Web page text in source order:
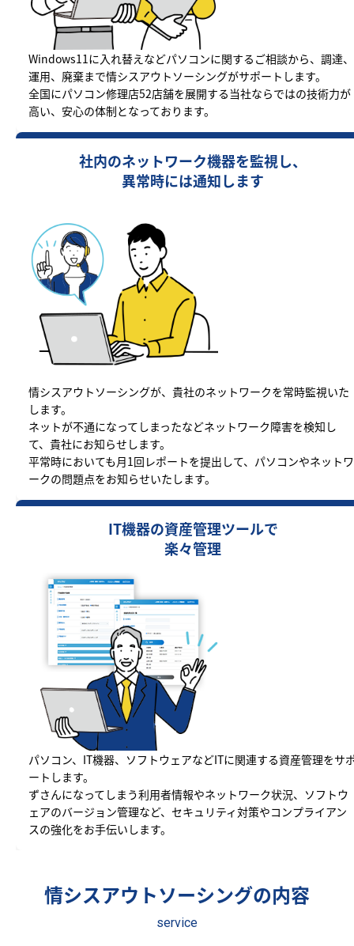
Windows11に入れ替えなどパソコンに関するご相談から、調達、
運用、廃棄まで情シスアウトソーシングがサポートします。
全国にパソコン修理店52店舗を展開する当社ならではの技術力が
高い、安心の体制となっております。
社内のネットワーク機器を監視し、
異常時には通知します
情シスアウトソーシングが、貴社のネットワークを常時監視いた
します。
ネットが不通になってしまったなどネットワーク障害を検知し
て、貴社にお知らせします。
平常時においても月1回レポートを提出して、パソコンやネットワ
ークの問題点をお知らせいたします。
IT機器の資産管理ツールで
楽々管理
パソコン、IT機器、ソフトウェアなどITに関連する資産管理をサ
ートします。
ずさんになってしまう利用者情報やネットワーク状況、ソフトウ
ェアのバージョン管理など、セキュリティ対策やコンプライアン
スの強化をお手伝いします。
情シスアウトソーシングの内容
service